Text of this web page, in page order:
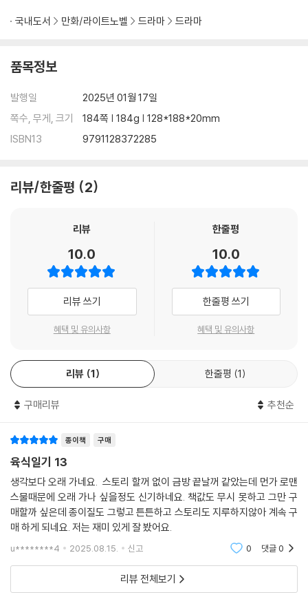
국내도서 만화/라이트노벨 드라마 드라마
품목정보
발행일
2025년 01월 17일
쪽수, 무게, 크기
184쪽 | 184g | 128*188*20mm
ISBN13
9791128372285
리뷰/한줄평 2
리뷰
10.0
리뷰 쓰기
혜택 및 유의사항
한줄평
10.0
한줄평 쓰기
혜택 및 유의사항
리뷰 1 한줄평 1
구매리뷰 추천순
종이책 구매
육식일기 13
생각보다 오래 가네요. 스토리 할꺼 없이 금방 끝날꺼 같았는데 먼가 로맨
스물때문에 오래 가나 싶을정도 신기하네요. 책값도 무시 못하고 그만 구
매할까 싶은데 종이질도 그렇고 튼튼하고 스토리도 지루하지않아 계속 구
매 하게 되네요. 저는 재미 있게 잘 봤어요.
u********4 2025.08.15. 신고 0 댓글0
리뷰 전체보기